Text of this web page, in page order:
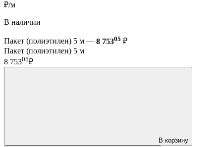
₽/м
В наличии
Пакет (полиэтилен) 5 м — 8 75305 ₽
Пакет (полиэтилен) 5 м
8 75305₽
В корзину